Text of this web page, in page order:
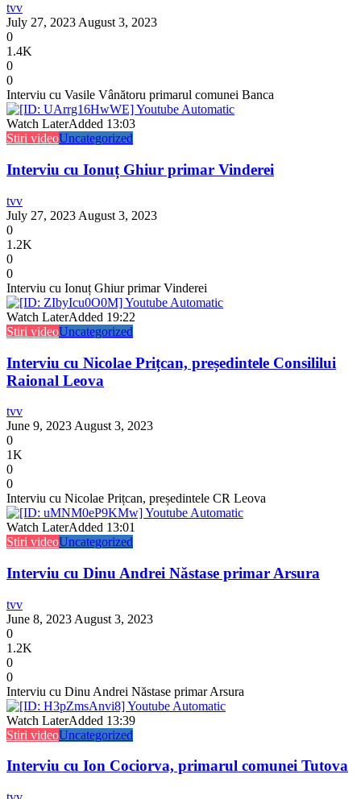
tvv
July 27, 2023August 3, 2023
0
1.4K
0
0
Interviu cu Vasile Vânătoru primarul comunei Banca
Watch LaterAdded 13:03
Stiri videoUncategorized
Interviu cu Ionuț Ghiur primar Vinderei
tvv
July 27, 2023 August 3, 2023
0
1.2K
0
0
Interviu cu Ionuț Ghiur primar Vinderei
Watch LaterAdded 19:22
Stiri videoUncategorized
Interviu cu Nicolae Prițcan, președintele Consililui
Raional Leova
tvv
June 9, 2023 August 3, 2023
0
1K
0
0
Interviu cu Nicolae Prițcan, președintele CR Leova
Watch LaterAdded 13:01
Stiri videoUncategorized
Interviu cu Dinu Andrei Năstase primar Arsura
tvv
June 8, 2023 August 3, 2023
0
1.2K
0
0
Interviu cu Dinu Andrei Năstase primar Arsura
Watch LaterAdded 13:39
Stiri videoUncategorized
Interviu cu Ion Cociorva, primarul comunei Tutova